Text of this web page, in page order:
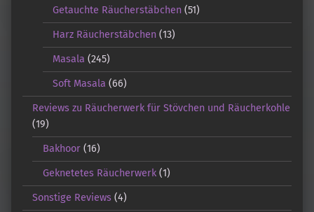
Getauchte Räucherstäbchen (51)
Harz Räucherstäbchen (13)
Masala (245)
Soft Masala (66)
Reviews zu Räucherwerk für Stövchen und Räucherkohle
(19)
Bakhoor(16)
Geknetetes Räucherwerk(1)
Sonstige Reviews (4)